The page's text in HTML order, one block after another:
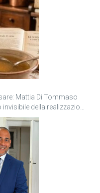
Mattia Di Tommaso
della realizzazione